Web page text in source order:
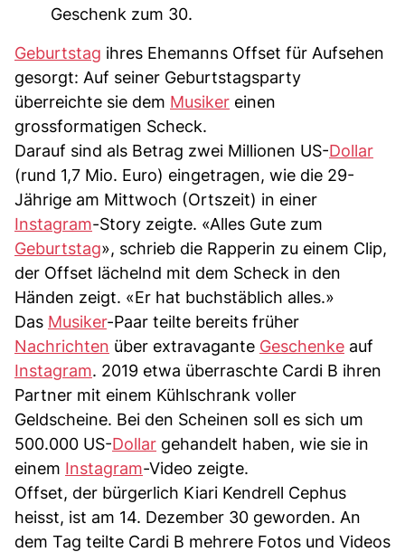
Geschenk zum 30.
Geburtstag ihres Ehemanns Offset für Aufsehen
gesorgt: Auf seiner Geburtstagsparty
überreichte sie dem Musiker einen
grossformatigen Scheck.
Darauf sind als Betrag zwei Millionen US-Dollar
(rund 1,7 Mio. Euro) eingetragen, wie die 29-
Jährige am Mittwoch (Ortszeit) in einer
Instagram-Story zeigte. «Alles Gute zum
Geburtstag», schrieb die Rapperin zu einem Clip,
der Offset lächelnd mit dem Scheck in den
Händen zeigt. «Er hat buchstäblich alles.»
Das Musiker-Paar teilte bereits früher
Nachrichten über extravagante Geschenke auf
Instagram. 2019 etwa überraschte Cardi B ihren
Partner mit einem Kühlschrank voller
Geldscheine. Bei den Scheinen soll es sich um
500.000 US-Dollar gehandelt haben, wie sie in
einem Instagram-Video zeigte.
Offset, der bürgerlich Kiari Kendrell Cephus
heisst, ist am 14. Dezember 30 geworden. An
dem Tag teilte Cardi B mehrere Fotos und Videos